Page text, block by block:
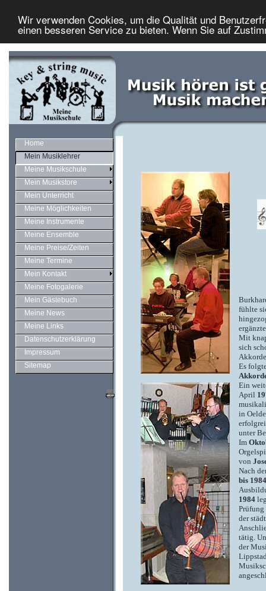
Wir verwenden Cookies, um die Qualität und
einen besseren Service zu bieten. Wenn Sie auf
Home
Mein Musiklehrer
Meine Musikschule
Mein Musikstore
Mein Unterricht
Meine Möglichkeiten
Meine Instrumente
Meine Ensemble
Meine Preise/Zeiten
Meine Termine
Mein Kontakt
Meine Fotogalerie
Mein Gästebuch
Meine News
Meine Links
Datenschutzerklärung
Impressum
Sitemap
fühlte
Mit
sich
Es
Ein
April
in
unter
Im
von
Nach
bis
1984
der
tätig.
der